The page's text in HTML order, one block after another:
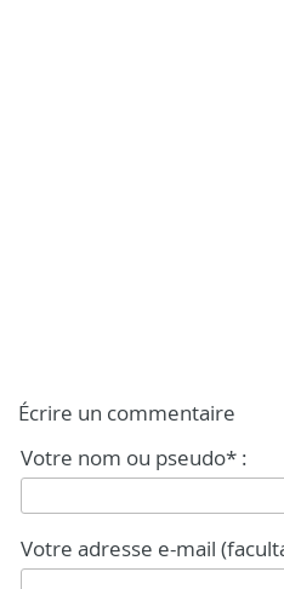
Écrire un commentaire
Votre nom ou pseudo* :
Votre adresse e-mail